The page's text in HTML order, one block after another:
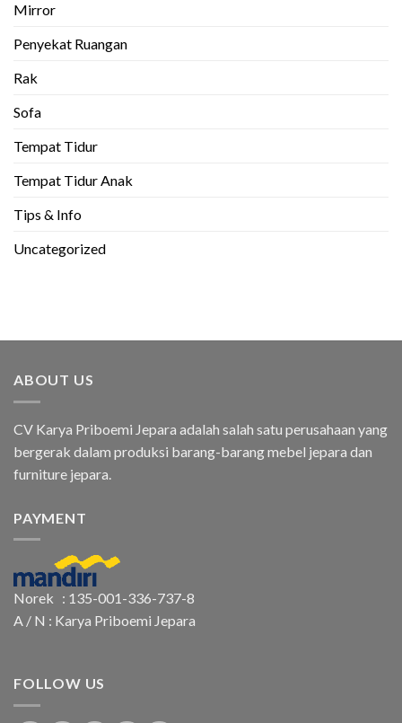
Mirror
Penyekat Ruangan
Rak
Sofa
Tempat Tidur
Tempat Tidur Anak
Tips & Info
Uncategorized
ABOUT US
CV Karya Priboemi Jepara adalah salah satu perusahaan yang
bergerak dalam produksi barang-barang mebel jepara dan
furniture jepara.
PAYMENT
Norek : 135-001-336-737-8
A / N : Karya Priboemi Jepara
FOLLOW US